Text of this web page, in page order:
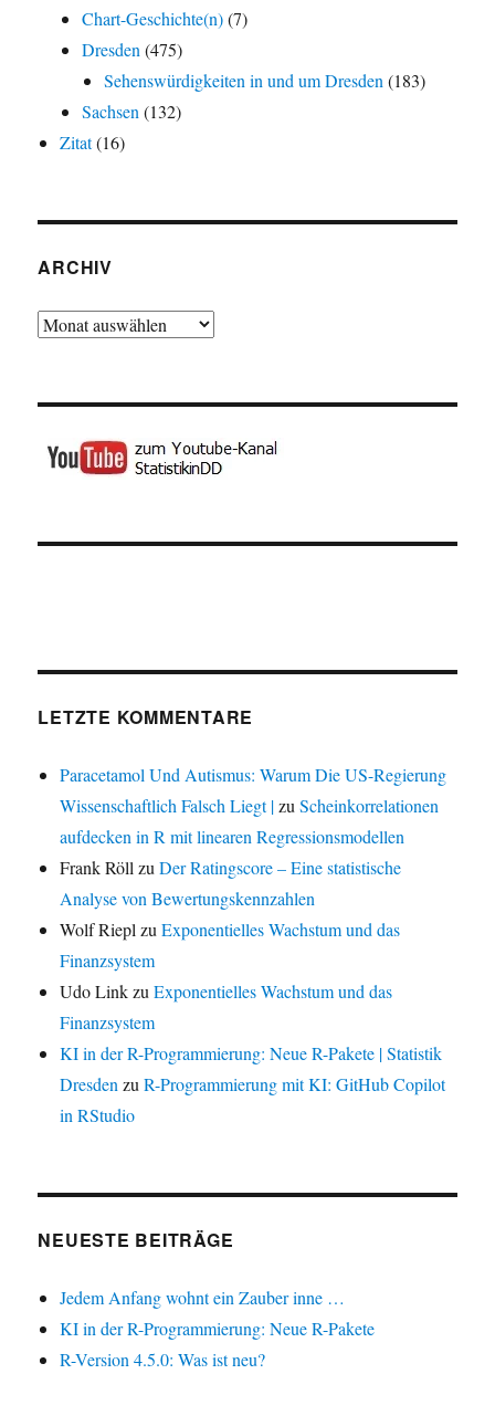
Chart-Geschichte(n)(7)
Dresden (475)
Sehenswürdigkeiten in und um Dresden (183)
Sachsen (132)
Zitat(16)
ARCHIV
Archiv
LETZTE KOMMENTARE
Paracetamol Und Autismus: Warum Die US-Regierung
Wissenschaftlich Falsch Liegt |zuScheinkorrelationen
aufdecken in R mit linearen Regressionsmodellen
Frank Röll zuDer Ratingscore – Eine statistische
Analyse von Bewertungskennzahlen
Wolf Riepl zuExponentielles Wachstum und das
Finanzsystem
Udo LinkzuExponentielles Wachstum und das
Finanzsystem
KI in der R-Programmierung: Neue R-Pakete | Statistik
Dresden zuR-Programmierung mit KI: GitHub Copilot
in RStudio
NEUESTE BEITRÄGE
Jedem Anfang wohnt ein Zauber inne …
KI in der R-Programmierung: Neue R-Pakete
R-Version 4.5.0: Was ist neu?